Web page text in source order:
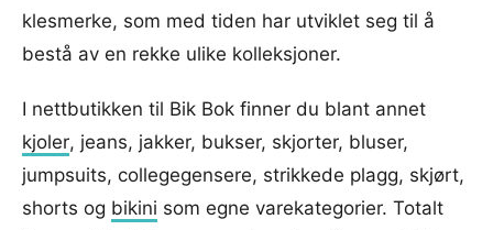
klesmerke, som med tiden har utviklet seg til å
bestå av en rekke ulike kolleksjoner.
I nettbutikken til Bik Bok finner du blant annet
kjoler, jeans, jakker, bukser, skjorter, bluser,
jumpsuits, collegegensere, strikkede plagg, skjørt,
shorts og bikini som egne varekategorier. Totalt